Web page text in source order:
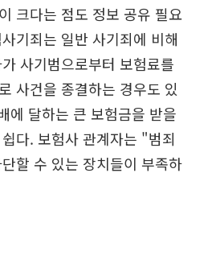
크다는 점도 정보 공유 필요
기죄는 일반 사기죄에 비해
사기범으로부터 보험료를
사건을 종결하는 경우도 있
에 달하는 큰 보험금을 받을
다. 보험사 관계자는 "범죄
할 수 있는 장치들이 부족하